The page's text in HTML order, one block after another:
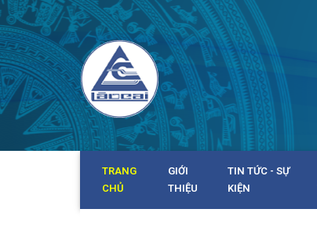
TRANG
CHỦ
GIỚI
THIỆU
TIN TỨC - SỰ
KIỆN